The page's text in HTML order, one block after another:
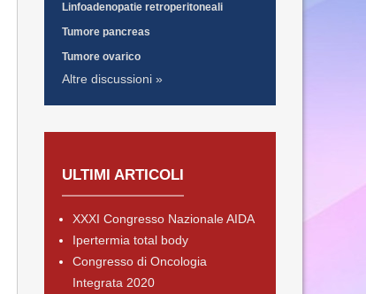
Linfoadenopatie retroperitoneali
Tumore pancreas
Tumore ovarico
Altre discussioni »
ULTIMI ARTICOLI
XXXI Congresso Nazionale AIDA
Ipertermia total body
Congresso di Oncologia
Integrata 2020